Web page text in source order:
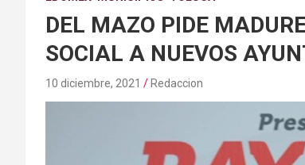
DEL MAZO PIDE
SOCIAL A NUEVOS
10 diciembre, 2021 Redaccion